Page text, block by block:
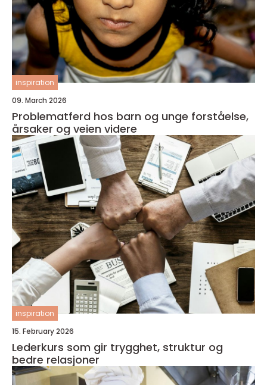
inspiration
09. March 2026
Problematferd hos barn og unge forståelse,
årsaker og veien videre
inspiration
15. February 2026
Lederkurs som gir trygghet, struktur og
bedre relasjoner